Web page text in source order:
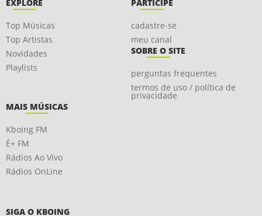
EXPLORE
Top Músicas
Top Artistas
Novidades
Playlists
PARTICIPE
cadastre-se
meu canal
SOBRE O SITE
perguntas frequentes
termos de uso / política de
privacidade
MAIS MÚSICAS
Kboing FM
É+ FM
Rádios Ao Vivo
Rádios OnLine
SIGA O KBOING